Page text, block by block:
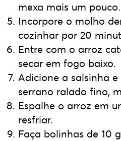
mexa mais um pouco.
Incorpore o molho
cozinhar por 20
Entre com o arroz
secar em fogo baixo.
Adicione a salsinha
serrano ralado fino,
Espalhe o arroz em
resfriar.
Faça bolinhas de 10